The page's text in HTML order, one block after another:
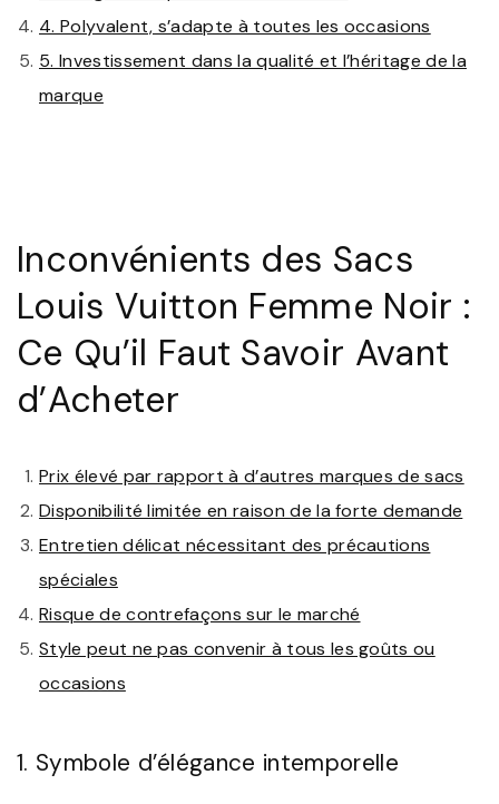
4. Polyvalent, s’adapte à toutes les occasions
5. Investissement dans la qualité et l’héritage de la
marque
Inconvénients des Sacs
Louis Vuitton Femme Noir :
Ce Qu’il Faut Savoir Avant
d’Acheter
Prix élevé par rapport à d’autres marques de sacs
Disponibilité limitée en raison de la forte demande
Entretien délicat nécessitant des précautions
spéciales
Risque de contrefaçons sur le marché
Style peut ne pas convenir à tous les goûts ou
occasions
1. Symbole d’élégance intemporelle